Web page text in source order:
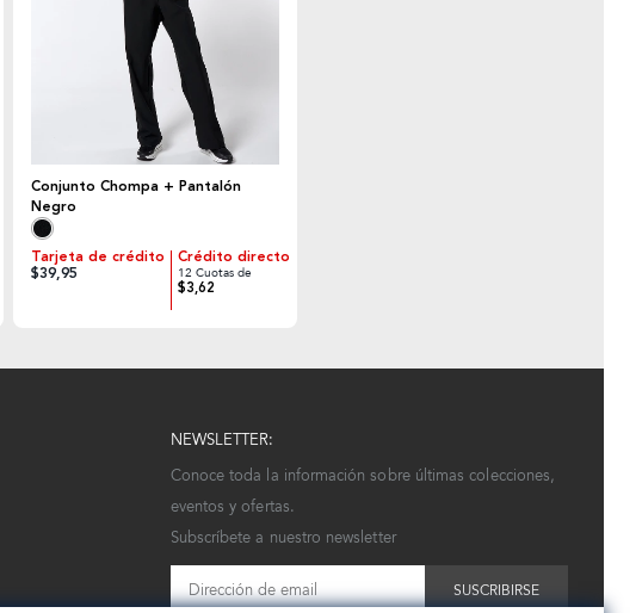
Conjunto Chompa + Pantalón
Negro
Tarjeta de crédito
$39,95
Crédito directo
12 Cuotas de
$3,62
NEWSLETTER:
Conoce toda la información sobre últimas colecciones,
eventos y ofertas.
Subscríbete a nuestro newsletter
SUSCRIBIRSE